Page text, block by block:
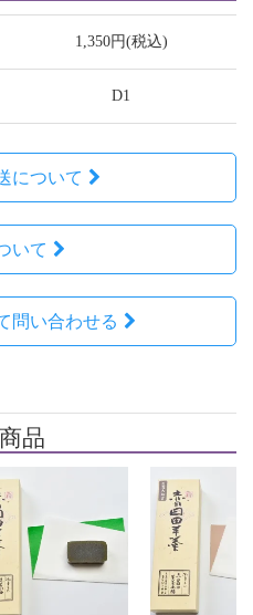
1,350円(税込)
D1
について
いて
問い合わせる
品